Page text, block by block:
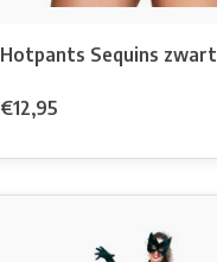
Hotpants Sequins zwart
€12,95